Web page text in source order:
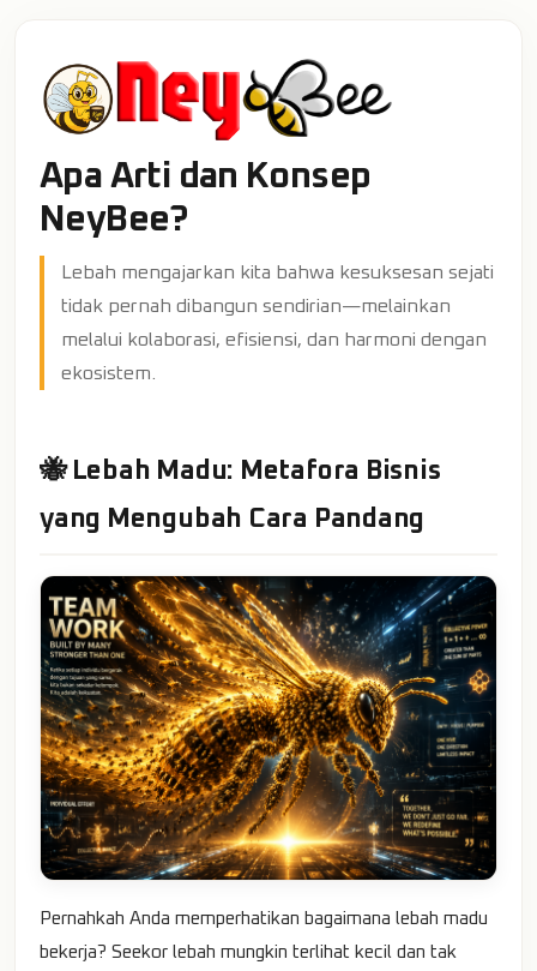
Apa Arti dan Konsep
NeyBee?
Lebah mengajarkan kita bahwa kesuksesan sejati
tidak pernah dibangun sendirian—melainkan
melalui kolaborasi, efisiensi, dan harmoni dengan
ekosistem.
🐝 Lebah Madu: Metafora Bisnis
yang Mengubah Cara Pandang
Pernahkah Anda memperhatikan bagaimana lebah madu
bekerja? Seekor lebah mungkin terlihat kecil dan tak